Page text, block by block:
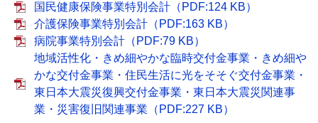
国民健康保険事業特別会計（PDF:124 KB）
介護保険事業特別会計（PDF:163 KB）
病院事業特別会計（PDF:79 KB）
地域活性化・きめ細やかな臨時交付金事業・きめ細や
かな交付金事業・住民生活に光をそそぐ交付金事業・
東日本大震災復興交付金事業・東日本大震災関連事
業・災害復旧関連事業（PDF:227 KB）